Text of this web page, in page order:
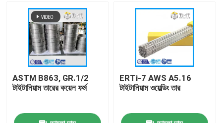
ASTM B863, GR.1/2
টাইটানিয়াম তারের কয়েল ফর্ম
ERTi-7 AWS A5.16
টাইটানিয়াম ওয়েল্ডিং তার